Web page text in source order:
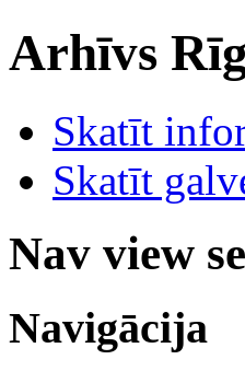
Arhīvs
Skatīt
Skatīt
Nav view
Navigācija